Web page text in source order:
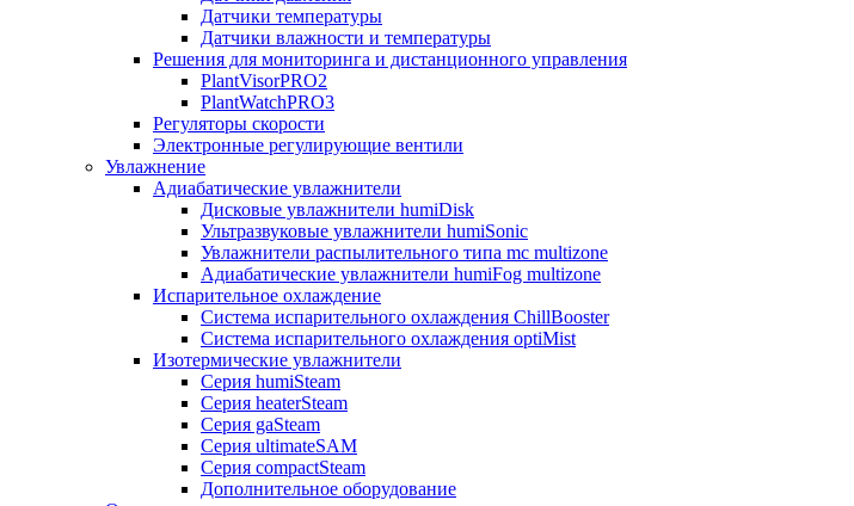
Датчики температуры
Датчики влажности и температуры
Решения для мониторинга и дистанционного управления
PlantVisorPRO2
PlantWatchPRO3
Регуляторы скорости
Электронные регулирующие вентили
Увлажнение
Адиабатические увлажнители
Дисковые увлажнители humiDisk
Ультразвуковые увлажнители humiSonic
Увлажнители распылительного типа mc multizone
Адиабатические увлажнители humiFog multizone
Испарительное охлаждение
Система испарительного охлаждения ChillBooster
Система испарительного охлаждения optiMist
Изотермические увлажнители
Серия humiSteam
Серия heaterSteam
Серия gaSteam
Серия ultimateSAM
Серия compactSteam
Дополнительное оборудование